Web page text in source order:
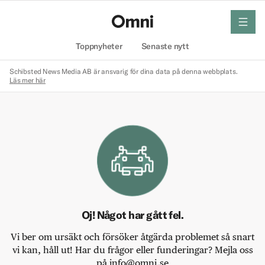
Toppnyheter Senaste nytt
meny
Schibsted News Media AB är ansvarig för dina data på denna webbplats.
Läs mer här
Oj! Något har gått fel.
Vi ber om ursäkt och försöker åtgärda problemet så snart
vi kan, håll ut! Har du frågor eller funderingar? Mejla oss